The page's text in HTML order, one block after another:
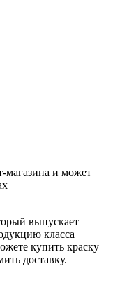
магазина и может
выпускает
класса
купить краску
доставку.